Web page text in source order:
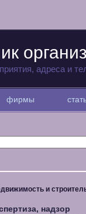
адреса и
фирмы
и
надзор